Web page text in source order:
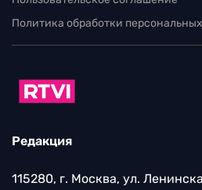
Политика обработки
Редакция
115280, г. Москва, ул.